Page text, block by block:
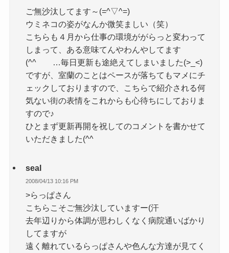
ご無沙汰してます～(=^▽^=)
ウミネコの姿がなんか微笑ましい（笑）
こちらも４月から仕事の環境ががらっと変わって
しまって、ある意味てんやわんやしてます
(^^ゞ …毎日更新も途絶えてしまいました(>_<)
ですが、室蘭のことはペースが落ちてもマメにチ
ェックしておりますので、こちらで紹介される何
気ない街の表情をこれからも心待ちにしておりま
すので♪
ひとまず更新再開を祝してのコメントを書かせて
いただきました(^^ゞ
seal
2008/04/13 10:16 PM
>らっぱさん
こちらこそご無沙汰していますー(汗
去年辺りから体調が思わしくなく病院通いばかり
してますが
遠く離れているらっぱさんや色んな方達が見てく